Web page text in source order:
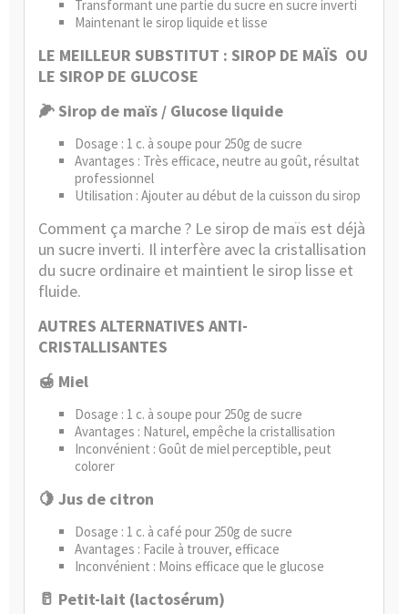
Transformant une partie du sucre en sucre inverti
Maintenant le sirop liquide et lisse
LE MEILLEUR SUBSTITUT : SIROP DE MAÏS OU
LE SIROP DE GLUCOSE
🌽 Sirop de maïs / Glucose liquide
Dosage : 1 c. à soupe pour 250g de sucre
Avantages : Très efficace, neutre au goût, résultat
professionnel
Utilisation : Ajouter au début de la cuisson du sirop
Comment ça marche ? Le sirop de maïs est déjà
un sucre inverti. Il interfère avec la cristallisation
du sucre ordinaire et maintient le sirop lisse et
fluide.
AUTRES ALTERNATIVES ANTI-
CRISTALLISANTES
🍯 Miel
Dosage : 1 c. à soupe pour 250g de sucre
Avantages : Naturel, empêche la cristallisation
Inconvénient : Goût de miel perceptible, peut
colorer
🍋 Jus de citron
Dosage : 1 c. à café pour 250g de sucre
Avantages : Facile à trouver, efficace
Inconvénient : Moins efficace que le glucose
🥛 Petit-lait (lactosérum)